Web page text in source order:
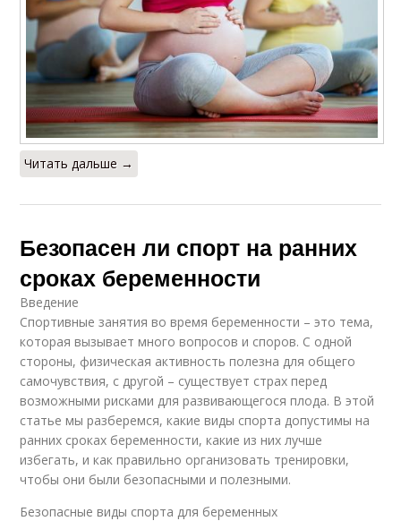
Читать дальше →
Безопасен ли спорт на ранних
сроках беременности
Введение
Спортивные занятия во время беременности – это тема,
которая вызывает много вопросов и споров. С одной
стороны, физическая активность полезна для общего
самочувствия, с другой – существует страх перед
возможными рисками для развивающегося плода. В этой
статье мы разберемся, какие виды спорта допустимы на
ранних сроках беременности, какие из них лучше
избегать, и как правильно организовать тренировки,
чтобы они были безопасными и полезными.
Безопасные виды спорта для беременных